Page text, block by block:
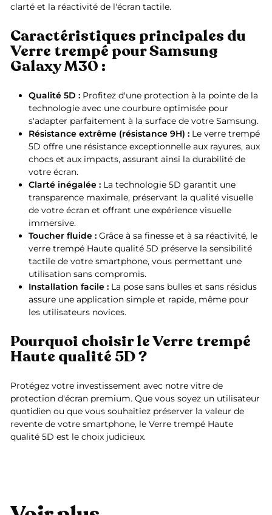
clarté et la réactivité de l'écran tactile.
Caractéristiques principales du
Verre trempé pour Samsung
Galaxy M30 :
Qualité 5D : Profitez d'une protection à la pointe de la
technologie avec une courbure optimisée pour
s'adapter parfaitement à la surface de votre Samsung.
Résistance extrême (résistance 9H) : Le verre trempé
5D offre une résistance exceptionnelle aux rayures, aux
chocs et aux impacts, assurant ainsi la durabilité de
votre écran.
Clarté inégalée : La technologie 5D garantit une
transparence maximale, préservant la qualité visuelle
de votre écran et offrant une expérience visuelle
immersive.
Toucher fluide : Grâce à sa finesse et à sa réactivité, le
verre trempé Haute qualité 5D préserve la sensibilité
tactile de votre smartphone, vous permettant une
utilisation sans compromis.
Installation facile : La pose sans bulles et sans résidus
assure une application simple et rapide, même pour
les utilisateurs novices.
Pourquoi choisir le Verre trempé
Haute qualité 5D ?
Protégez votre investissement avec notre vitre de
protection d'écran premium. Que vous soyez un utilisateur
quotidien ou que vous souhaitiez préserver la valeur de
revente de votre smartphone, le Verre trempé Haute
qualité 5D est le choix judicieux.